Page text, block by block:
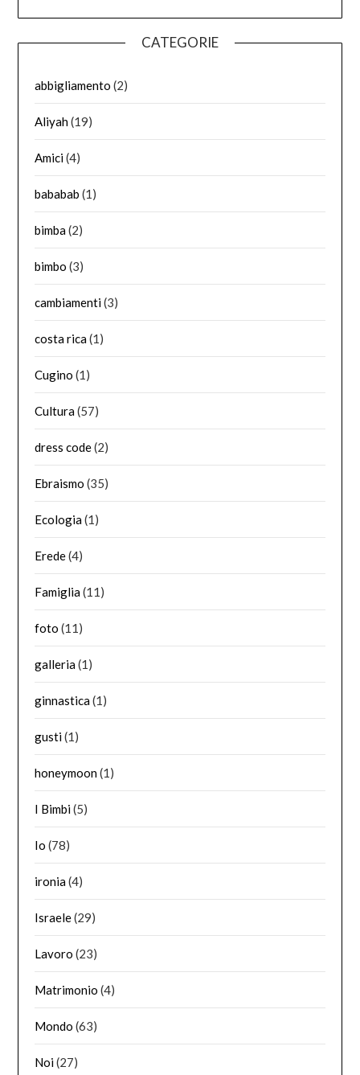
CATEGORIE
abbigliamento (2)
Aliyah(19)
Amici(4)
bababab (1)
bimba(2)
bimbo (3)
cambiamenti(3)
costa rica(1)
Cugino (1)
Cultura(57)
dress code(2)
Ebraismo (35)
Ecologia(1)
Erede(4)
Famiglia(11)
foto (11)
galleria(1)
ginnastica(1)
gusti(1)
honeymoon(1)
I Bimbi(5)
Io (78)
ironia(4)
Israele(29)
Lavoro (23)
Matrimonio (4)
Mondo (63)
Noi(27)